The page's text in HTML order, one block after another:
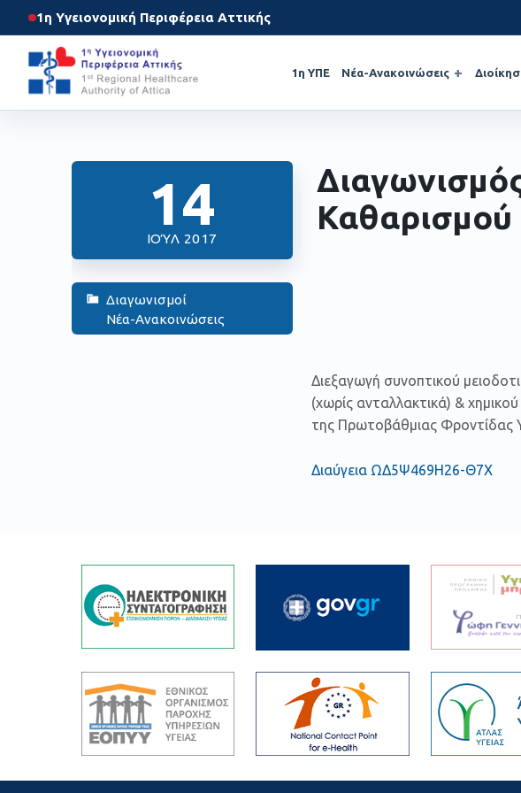
1η Υγειονομική Περιφέρεια Αττικής
1η ΥΠΕ Νέα-Ανακοινώσεις
14
ΙΟΎΛ 2017
Διαγωνισμοί
Νέα-Ανακοινώσεις
Διεξαγωγή συνοπτικού
(χωρίς ανταλλακτικά) &
της Πρωτοβάθμιας Φροντίδας
Διαύγεια ΩΔ5Ψ469Η26-Θ7Χ